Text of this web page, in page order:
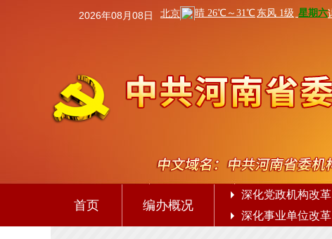
2026年08月08日
首页 编办概况
深化党政机构改革
深化事业单位改革